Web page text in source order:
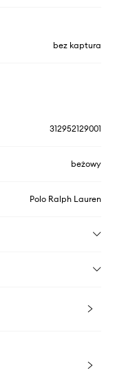
bez kaptura
312952129001
beżowy
Polo Ralph Lauren